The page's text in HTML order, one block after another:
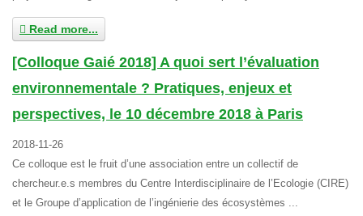
Read more...
[Colloque Gaié 2018] A quoi sert l’évaluation
environnementale ? Pratiques, enjeux et
perspectives, le 10 décembre 2018 à Paris
2018-11-26
Ce colloque est le fruit d’une association entre un collectif de
chercheur.e.s membres du Centre Interdisciplinaire de l’Ecologie (CIRE)
et le Groupe d’application de l’ingénierie des écosystèmes ...